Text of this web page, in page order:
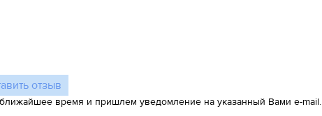
отзыв
время и пришлем уведомление на указанный Вами e-mail.